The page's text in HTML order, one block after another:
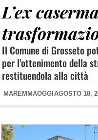
L’ex
Il Comune di Grosseto
per l’ottenimento della
restituendola alla città
MAREMMAOGGI AGOSTO 18,